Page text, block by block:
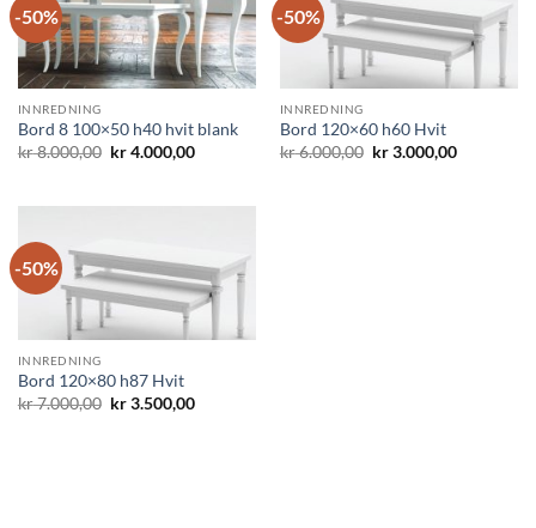
-50%
INNREDNING
Bord 8 100×50 h40 hvit blank
kr8.000,00 Opprinnelig
kr4.000,00Nåværende
-50%
INNREDNING
Bord 120×60 h60 Hvit
kr6.000,00 Opprinnelig
kr3.000,00
-50%
INNREDNING
Bord 120×80 h87 Hvit
kr7.000,00 Opprinnelig
kr3.500,00Nåværende